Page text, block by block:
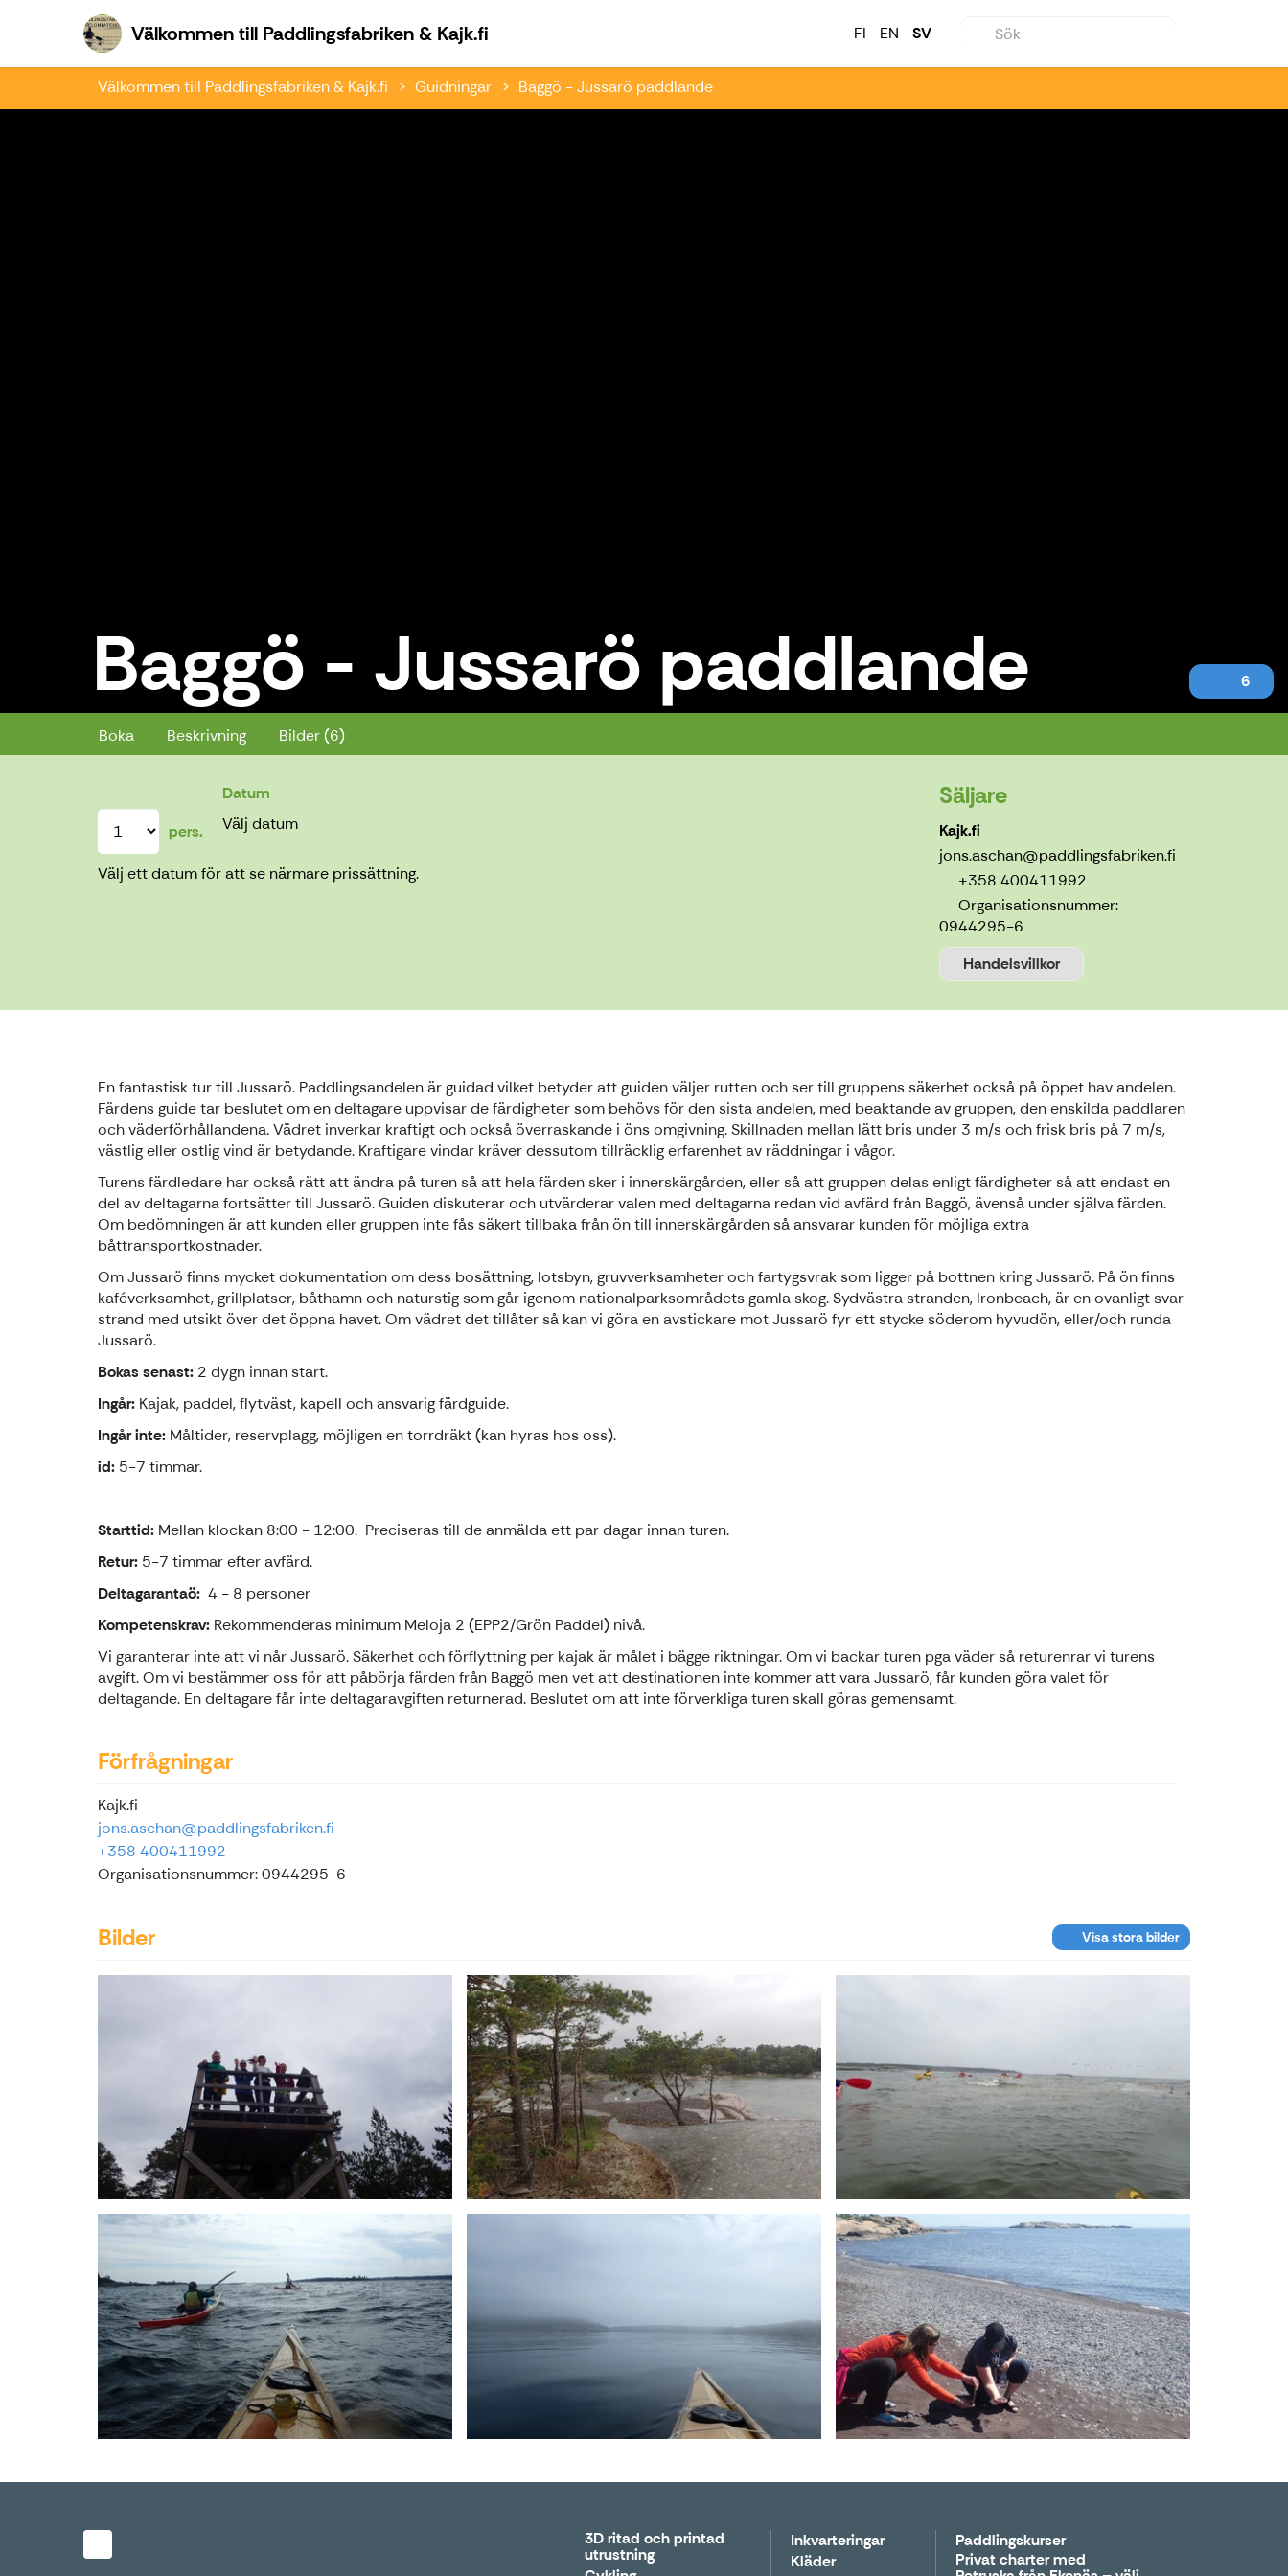
Välkommen till Paddlingsfabriken & Kajk.fi FI EN SV
Välkommen till Paddlingsfabriken & Kajk.fi Guidningar Baggö - Jussarö paddlande
Baggö - Jussarö paddlande 6
Baggö - Jussarö paddlande
Boka Beskrivning Bilder (6)
pers.
Datum
Välj datum
Välj ett datum för att se närmare prissättning.
Säljare
Kajk.fi
jons.aschan@paddlingsfabriken.fi
+358 400411992
Organisationsnummer:
0944295-6
Handelsvillkor
En fantastisk tur till Jussarö. Paddlingsandelen är guidad vilket betyder att guiden väljer rutten och ser till gruppens säkerhet också på öppet hav andelen.
Färdens guide tar beslutet om en deltagare uppvisar de färdigheter som behövs för den sista andelen, med beaktande av gruppen, den enskilda paddlaren
och väderförhållandena. Vädret inverkar kraftigt och också överraskande i öns omgivning. Skillnaden mellan lätt bris under 3 m/s och frisk bris på 7 m/s,
västlig eller ostlig vind är betydande. Kraftigare vindar kräver dessutom tillräcklig erfarenhet av räddningar i vågor.
Turens färdledare har också rätt att ändra på turen så att hela färden sker i innerskärgården, eller så att gruppen delas enligt färdigheter så att endast en
del av deltagarna fortsätter till Jussarö. Guiden diskuterar och utvärderar valen med deltagarna redan vid avfärd från Baggö, ävenså under själva färden.
Om bedömningen är att kunden eller gruppen inte fås säkert tillbaka från ön till innerskärgården så ansvarar kunden för möjliga extra
båttransportkostnader.
Om Jussarö finns mycket dokumentation om dess bosättning, lotsbyn, gruvverksamheter och fartygsvrak som ligger på bottnen kring Jussarö. På ön finns
kaféverksamhet, grillplatser, båthamn och naturstig som går igenom nationalparksområdets gamla skog. Sydvästra stranden, Ironbeach, är en ovanligt svar
strand med utsikt över det öppna havet. Om vädret det tillåter så kan vi göra en avstickare mot Jussarö fyr ett stycke söderom hyvudön, eller/och runda
Jussarö.
Bokas senast: 2 dygn innan start.
Ingår: Kajak, paddel, flytväst, kapell och ansvarig färdguide.
Ingår inte: Måltider, reservplagg, möjligen en torrdräkt (kan hyras hos oss).
id: 5-7 timmar.
Starttid: Mellan klockan 8:00 - 12:00. Preciseras till de anmälda ett par dagar innan turen.
Retur: 5-7 timmar efter avfärd.
Deltagarantaö: 4 - 8 personer
Kompetenskrav: Rekommenderas minimum Meloja 2 (EPP2/Grön Paddel) nivå.
Vi garanterar inte att vi når Jussarö. Säkerhet och förflyttning per kajak är målet i bägge riktningar. Om vi backar turen pga väder så returenrar vi turens
avgift. Om vi bestämmer oss för att påbörja färden från Baggö men vet att destinationen inte kommer att vara Jussarö, får kunden göra valet för
deltagande. En deltagare får inte deltagaravgiften returnerad. Beslutet om att inte förverkliga turen skall göras gemensamt.
Förfrågningar
Kajk.fi
jons.aschan@paddlingsfabriken.fi
+358 400411992
Organisationsnummer: 0944295-6
Bilder Visa stora bilder
3D ritad och printad
utrustning
Inkvarteringar
Kläder
Paddlingskurser
Privat charter med